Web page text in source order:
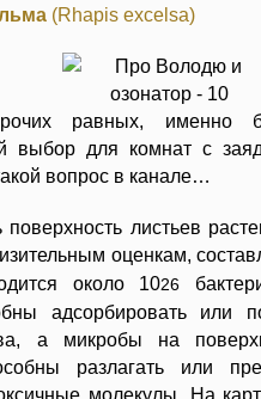
(Rhapis excelsa)
равных, именно
выбор для комнат с
вопрос в канале…
листьев
оценкам,
около 1026
адсорбировать или
а микробы на
разлагать или
молекулы. На